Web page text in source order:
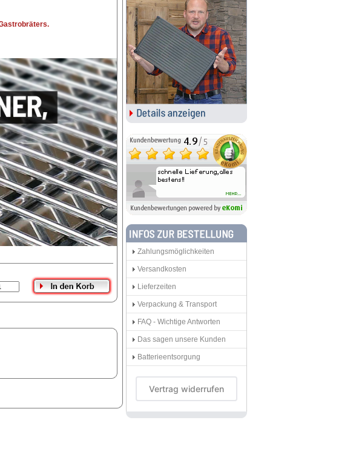
Zahlungsmöglichkeiten
Versandkosten
Lieferzeiten
Verpackung & Transport
FAQ - Wichtige Antworten
Das sagen unsere Kunden
Batterieentsorgung
Vertrag widerrufen